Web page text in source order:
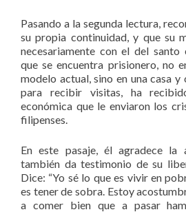
Pasando a la segunda lectura,
su propia continuidad, y que su
necesariamente con el del santo
que se encuentra prisionero, no
modelo actual, sino en una casa
para recibir visitas, ha
económica que le enviaron los
filipenses.
En este pasaje, él agradece la
también da testimonio de su
Dice: “Yo sé lo que es vivir en
es tener de sobra. Estoy
a comer bien que a pasar